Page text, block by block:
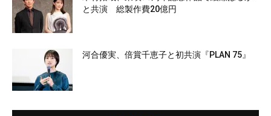
と共演 総製作費20億円
河合優実、倍賞千恵子と初共演『PLAN 75』